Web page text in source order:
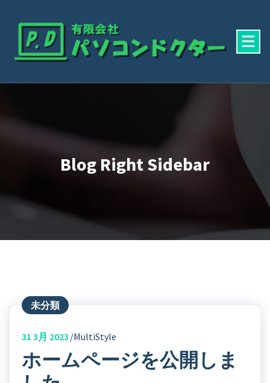
Content
Blog Right Sidebar
未分類
31 3月 2023 MultiStyle
ホームページを公開しま